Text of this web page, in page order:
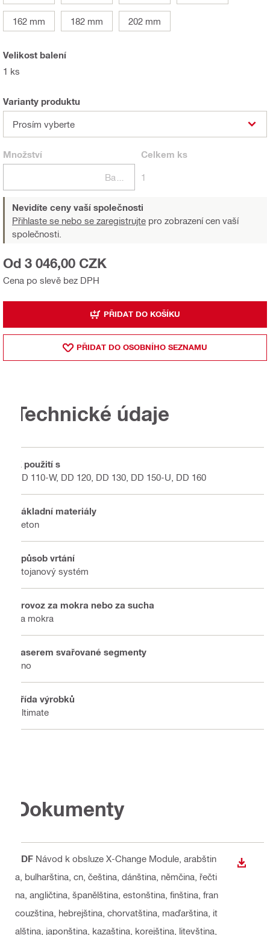
162 mm 182 mm 202 mm
Velikost balení
1 ks
Varianty produktu
Prosím vyberte
Množství Celkem ks
1
Nevidíte ceny vaší společnosti
Přihlaste se nebo se zaregistrujte pro zobrazení cen vaší
společnosti.
Cena po slevě bez DPH
Od 3 046,00 CZK
PŘIDAT DO KOŠÍKU
PŘIDAT DO OSOBNÍHO SEZNAMU
Technické údaje
K použití s
DD 110-W, DD 120, DD 130, DD 150-U, DD 160
Základní materiály
Beton
Způsob vrtání
Stojanový systém
Provoz za mokra nebo za sucha
Za mokra
Laserem svařované segmenty
Ano
Třída výrobků
Ultimate
Dokumenty
PDF Návod k obsluze X-Change Module , arabštin
a, bulharština, cn, čeština, dánština, němčina, řečti
na, angličtina, španělština, estonština, finština, fran
couzština, hebrejština, chorvatština, maďarština, it
alština, japonština, kazaština, korejština, litevština,